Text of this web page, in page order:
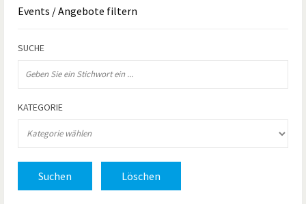
Events / Angebote filtern
SUCHE
KATEGORIE
Suchen Löschen